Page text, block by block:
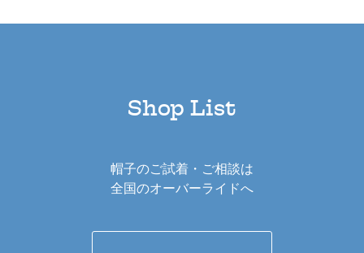
Shop List
帽子のご試着・ご相談は
全国のオーバーライドへ